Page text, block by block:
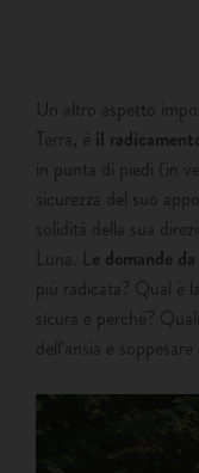
Un altro aspetto
Terra, è il
in punta di piedi (in
sicurezza del suo
solidità della sua
Luna. Le domande
più radicata? Qual è
sicura e perché?
dell’ansia e